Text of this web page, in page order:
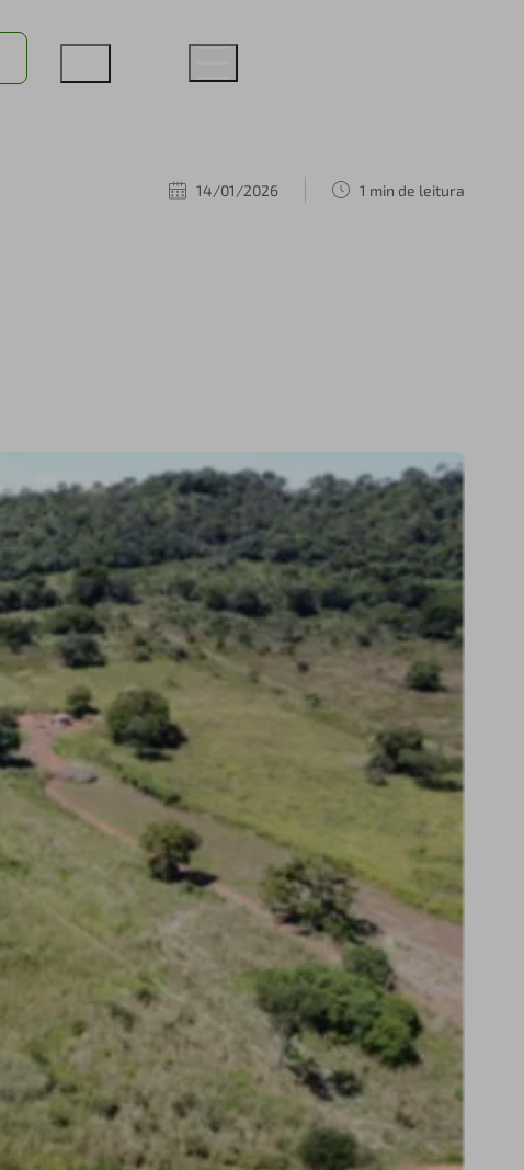
14/01/2026 1 min de leitura